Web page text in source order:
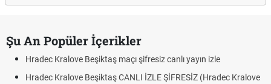
Şu An Popüler İçerikler
Hradec Kralove Beşiktaş maçı şifresiz canlı yayın izle
Hradec Kralove Beşiktaş CANLI İZLE ŞİFRESİZ (Hradec Kralove